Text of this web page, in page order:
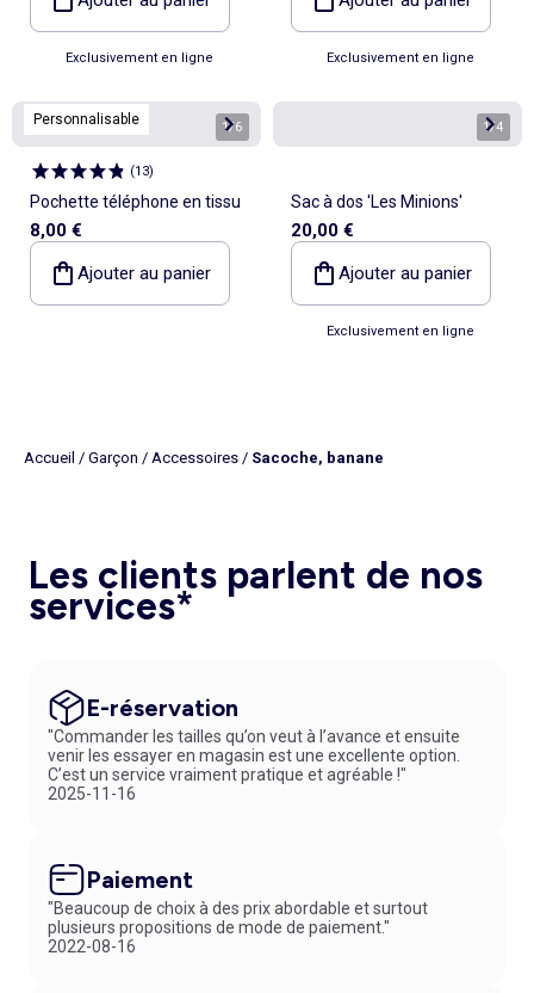
Exclusivement en ligne Exclusivement en ligne
Personnalisable 1/6
(13)
Pochette téléphone en tissu
8,00 €
Ajouter au panier
1/4
Sac à dos 'Les Minions'
20,00 €
Ajouter au panier
Exclusivement en ligne
Accueil / Garçon / Accessoires / Sacoche, banane
Les clients parlent de nos
services*
E-réservation
"Commander les tailles qu’on veut à l’avance et ensuite
venir les essayer en magasin est une excellente option.
C’est un service vraiment pratique et agréable !"
2025-11-16
Paiement
"Beaucoup de choix à des prix abordable et surtout
plusieurs propositions de mode de paiement."
2022-08-16